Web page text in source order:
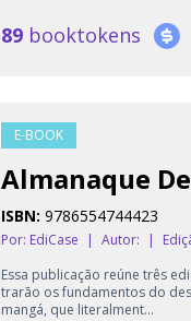
89 booktokens
E-BOOK
Almanaque
ISBN: 9786554744423
Por: EdiCase | Autor: |
Essa publicação reúne três
trarão os fundamentos do
mangá, que literalment...